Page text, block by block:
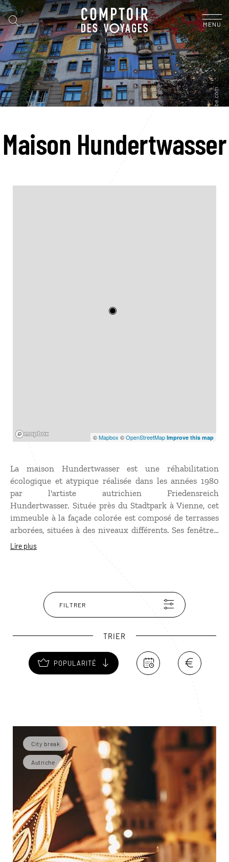
MENU
Maison Hundertwasser
©Mapbox ©OpenStreetMap Improve this map
La maison Hundertwasser est une réhabilitation
écologique et atypique réalisée dans les années 1980
par l'artiste autrichien Friedensreich
Hundertwasser. Située près du Stadtpark à Vienne, cet
immeuble à la façade colorée est composé de terrasses
arborées, situées à des niveaux différents. Ses fenêtres,
elles aussi de tailles inégales, lui donnent un aspect
Lire plus
FILTRER
TRIER
POPULARITÉ
City break
Autriche